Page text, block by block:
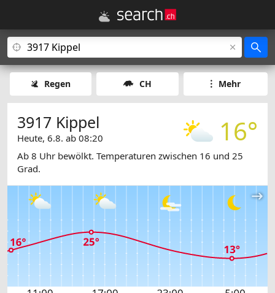
Regen CH Mehr
16°
3917 Kippel
Heute, 6.8. ab 08:20
Ab 8 Uhr bewölkt. Temperaturen zwischen 16 und 25
Grad.